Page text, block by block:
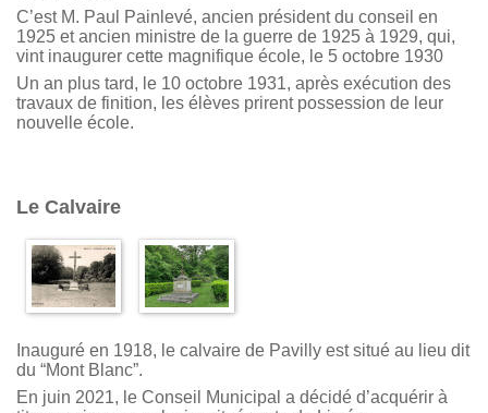
C’est M. Paul Painlevé, ancien président du conseil en
1925 et ancien ministre de la guerre de 1925 à 1929, qui,
vint inaugurer cette magnifique école, le 5 octobre 1930
Un an plus tard, le 10 octobre 1931, après exécution des
travaux de finition, les élèves prirent possession de leur
nouvelle école.
Le Calvaire
Inauguré en 1918, le calvaire de Pavilly est situé au lieu dit
du “Mont Blanc”.
En juin 2021, le Conseil Municipal a décidé d’acquérir à